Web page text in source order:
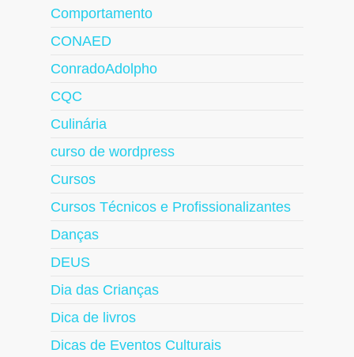
Comportamento
CONAED
ConradoAdolpho
CQC
Culinária
curso de wordpress
Cursos
Cursos Técnicos e Profissionalizantes
Danças
DEUS
Dia das Crianças
Dica de livros
Dicas de Eventos Culturais